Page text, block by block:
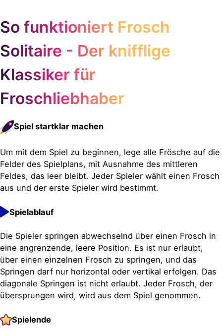
So funktioniert Frosch
Solitaire - Der knifflige
Klassiker für
Froschliebhaber
Spiel startklar machen
Um mit dem Spiel zu beginnen, lege alle Frösche auf die
Felder des Spielplans, mit Ausnahme des mittleren
Feldes, das leer bleibt. Jeder Spieler wählt einen Frosch
aus und der erste Spieler wird bestimmt.
Spielablauf
Die Spieler springen abwechselnd über einen Frosch in
eine angrenzende, leere Position. Es ist nur erlaubt,
über einen einzelnen Frosch zu springen, und das
Springen darf nur horizontal oder vertikal erfolgen. Das
diagonale Springen ist nicht erlaubt. Jeder Frosch, der
übersprungen wird, wird aus dem Spiel genommen.
Spielende